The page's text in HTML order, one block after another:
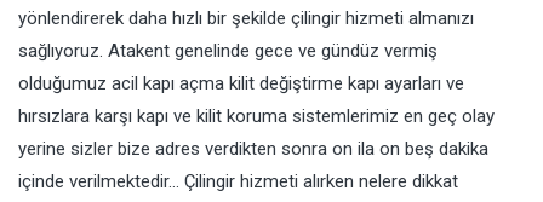
yönlendirerek daha hızlı bir şekilde çilingir hizmeti almanızı
sağlıyoruz. Atakent genelinde gece ve gündüz vermiş
olduğumuz acil kapı açma kilit değiştirme kapı ayarları ve
hırsızlara karşı kapı ve kilit koruma sistemlerimiz en geç olay
yerine sizler bize adres verdikten sonra on ila on beş dakika
içinde verilmektedir… Çilingir hizmeti alırken nelere dikkat